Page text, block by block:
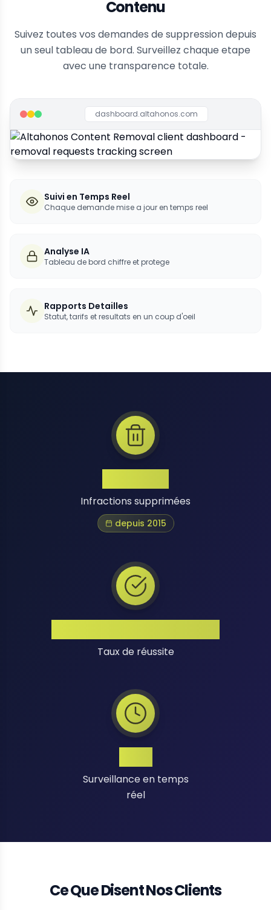
Contenu
Suivez toutes vos demandes de suppression depuis
un seul tableau de bord. Surveillez chaque etape
avec une transparence totale.
dashboard.altahonos.com
Suivi en Temps Reel
Chaque demande mise a jour en temps reel
Analyse IA
Tableau de bord chiffre et protege
Rapports Detailles
Statut, tarifs et resultats en un coup d'oeil
Infractions supprimées
depuis 2015
Taux de réussite
Surveillance en temps
réel
Ce Que Disent Nos Clients